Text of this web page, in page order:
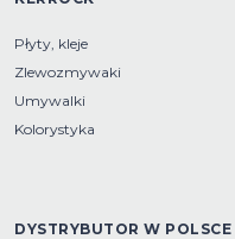
Płyty, kleje
Zlewozmywaki
Umywalki
Kolorystyka
DYSTRYBUTOR W POLSCE